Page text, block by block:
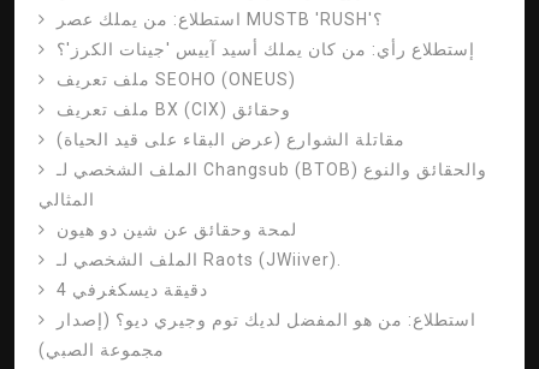
استطلاع: من يملك عصر MUSTB 'RUSH'؟
إستطلاع رأي: من كان يملك أسيد آييس 'جينات الكرز'؟
ملف تعريف SEOHO (ONEUS)
ملف تعريف BX (CIX) وحقائق
مقاتلة الشوارع (عرض البقاء على قيد الحياة)
الملف الشخصي لـ Changsub (BTOB) والحقائق والنوع
المثالي
لمحة وحقائق عن شين دو هيون
الملف الشخصي لـ Raots (JWiiver).
4 دقيقة ديسكغرفي
استطلاع: من هو المفضل لديك توم وجيري ديو؟ (إصدار
مجموعة الصبي)